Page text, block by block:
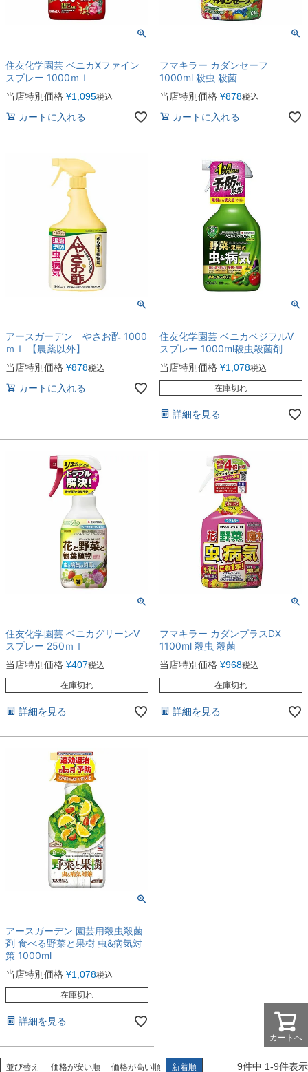
住友化学園芸 ベニカXファイン
スプレー 1000ｍｌ
当店特別価格 ¥1,095税込
カートに入れる
フマキラー カダンセーフ
1000ml 殺虫 殺菌
当店特別価格 ¥878税込
カートに入れる
アースガーデン やさお酢 1000
ｍｌ 【農薬以外】
当店特別価格 ¥878税込
カートに入れる
住友化学園芸 ベニカベジフルV
スプレー 1000ml殺虫殺菌剤
当店特別価格 ¥1,078税込
在庫切れ
詳細を見る
住友化学園芸 ベニカグリーンV
スプレー 250ｍｌ
当店特別価格 ¥407税込
在庫切れ
詳細を見る
フマキラー カダンプラスDX
1100ml 殺虫 殺菌
当店特別価格 ¥968税込
在庫切れ
詳細を見る
アースガーデン 園芸用殺虫殺菌
剤 食べる野菜と果樹 虫&病気対
策 1000ml
当店特別価格 ¥1,078税込
在庫切れ
詳細を見る
並び替え 価格が安い順 価格が高い順 新着順 9件中 1-9件表示
カートへ